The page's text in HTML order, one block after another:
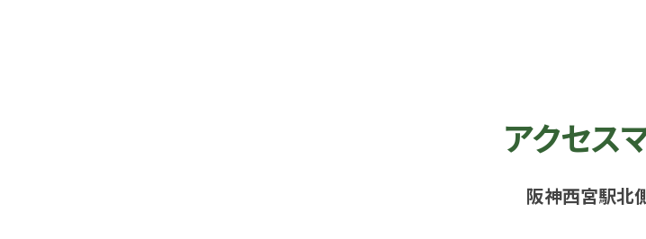
アクセス
阪神西宮駅北